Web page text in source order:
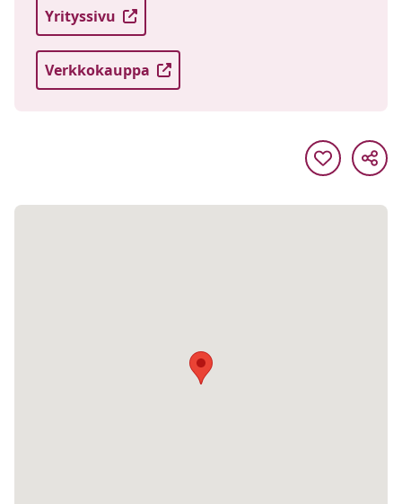
Yrityssivu
Verkkokauppa